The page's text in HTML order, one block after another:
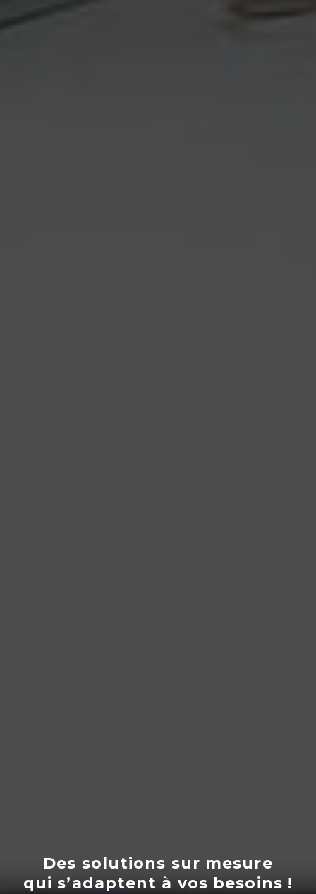
Des solutions sur mesure
qui s’adaptent à vos besoins !